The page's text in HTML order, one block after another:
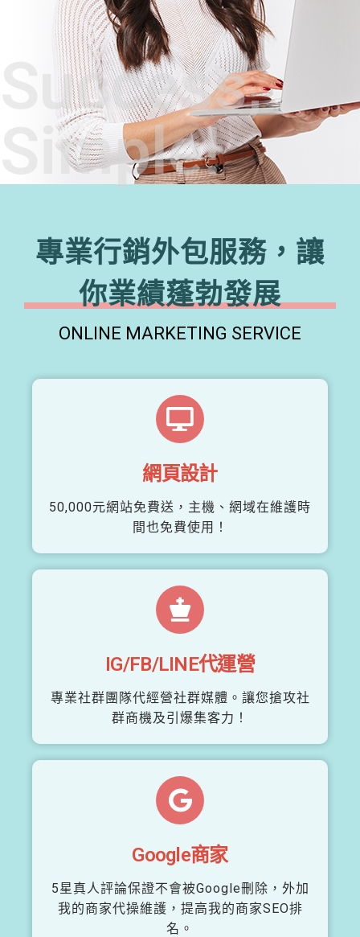
Success,
Simple!
專業行銷外包服務，讓
你業績蓬勃發展
ONLINE MARKETING SERVICE
網頁設計
50,000元網站免費送，主機、網域在維護時
間也免費使用！
IG/FB/LINE代運營
專業社群團隊代經營社群媒體。讓您搶攻社
群商機及引爆集客力！
Google商家
5星真人評論保證不會被Google刪除，外加
我的商家代操維護，提高我的商家SEO排
名。